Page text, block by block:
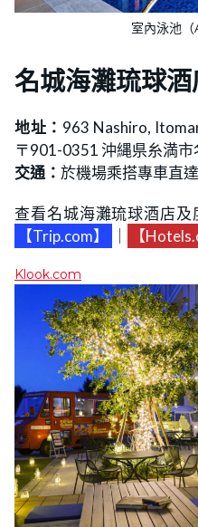
室內泳池（
名城海灘琉球
地址： 963 Nashiro,
〒901-0351 沖縄県糸満
交通： 於機場乘搭專車直
查看名城海灘琉球酒店及
【Trip.com】
【
Klook.com